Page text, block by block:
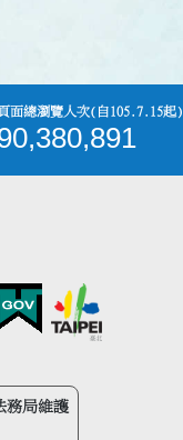
面總瀏覽人次(自105.7.15起)
務局維護